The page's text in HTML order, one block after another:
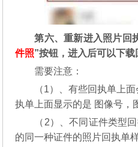
第六、重新进入照片回
件照”按钮，进入后可以下载
需要注意：
（1）、有些回执单上
执单上面显示的是 图像号，
（2）、不同证件类型
的同一种证件的照片回执单